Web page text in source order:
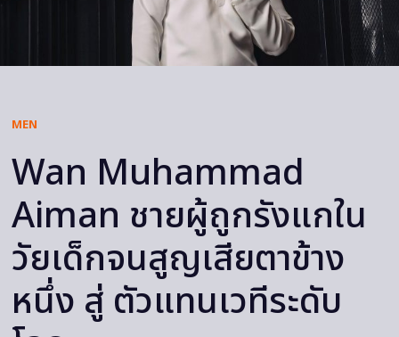
MEN
Wan Muhammad
Aiman ชายผู้ถูกรังแกใน
วัยเด็กจนสูญเสียตาข้าง
หนึ่ง สู่ ตัวแทนเวทีระดับ